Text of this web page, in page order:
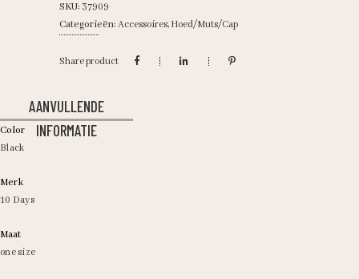
quantity
SKU: 37909
Categorieën: Accessoires, Hoed/Muts/Cap
Share product
AANVULLENDE
INFORMATIE
Color
Black
Merk
10 Days
Maat
one size